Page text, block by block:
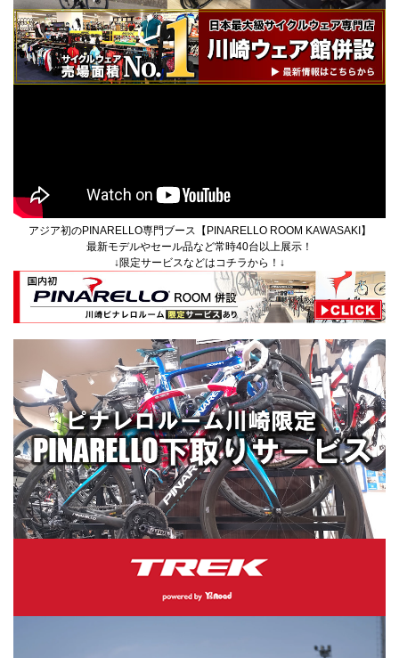
アジア初のPINARELLO専門ブース【PINARELLO ROOM KAWASAKI】
最新モデルやセール品など常時40台以上展示！
↓限定サービスなどはコチラから！↓